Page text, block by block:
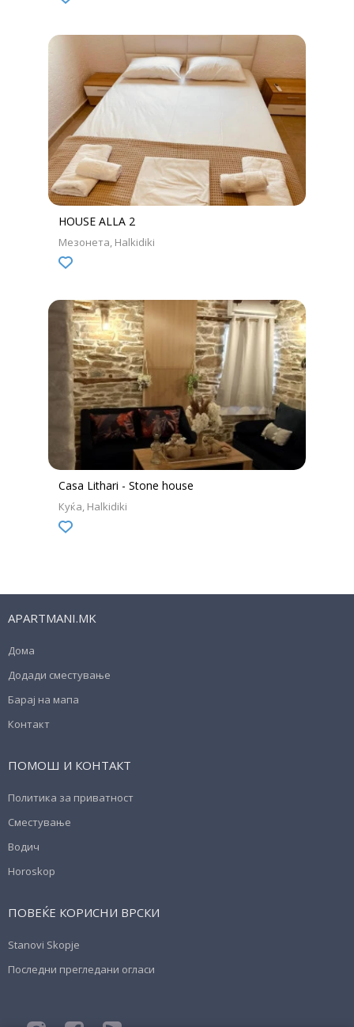
HOUSE ALLA 2
Мезонета Halkidiki
Casa Lithari - Stone house
Куќа Halkidiki
APARTMANI.MK
Дома
Додади сместување
Барај на мапа
Контакт
ПОМОШ И КОНТАКТ
Политика за приватност
Сместување
Водич
Horoskop
ПОВЕЌЕ КОРИСНИ ВРСКИ
Stanovi Skopje
Последни прегледани огласи